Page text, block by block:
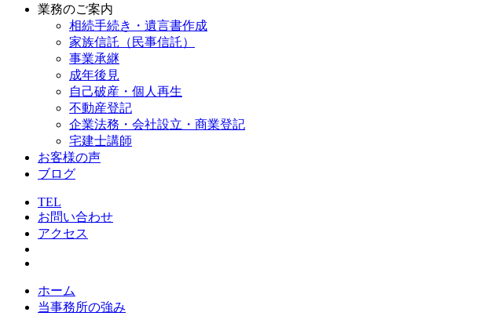
業務のご案内
相続手続き・遺言書作成
家族信託（民事信託）
事業承継
成年後見
自己破産・個人再生
不動産登記
企業法務・会社設立・商業登記
宅建士講師
お客様の声
ブログ
TEL
お問い合わせ
アクセス
ホーム
当事務所の強み